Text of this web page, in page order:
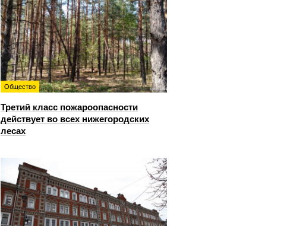
Общество
Третий класс пожароопасности
действует во всех нижегородских
лесах